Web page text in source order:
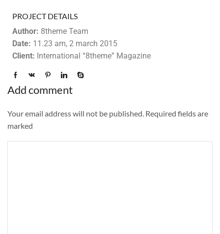
PROJECT DETAILS
Author: 8theme Team
Date: 11.23 am, 2 march 2015
Client: International “8theme” Magazine
Add comment
Your email address will not be published. Required fields are
marked